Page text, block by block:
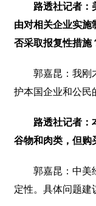
路透社记者：
由对相关企业实施
否采取报复性措施
郭嘉昆：我刚
护本国企业和公民
路透社记者：
谷物和肉类，但购
郭嘉昆：中美
定性。具体问题建